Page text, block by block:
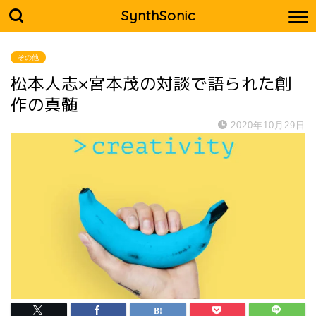
SynthSonic
その他
松本人志×宮本茂の対談で語られた創
作の真髄
2020年10月29日